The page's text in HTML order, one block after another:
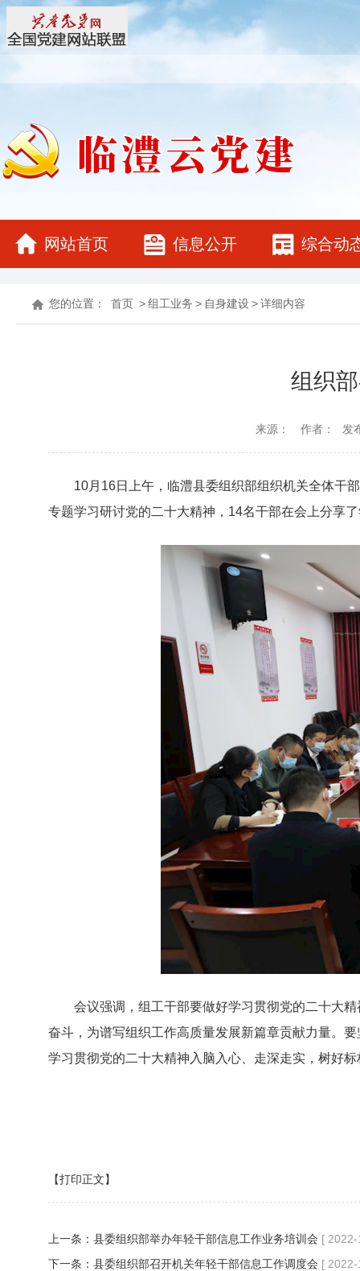
网站首页 信息公开 综合动
您的位置： 首页 >组工业务 > 自身建设>详细内容
组织
来源： 作者： 发
10月16日上午，临澧县委组织部组织机关全体干
专题学习研讨党的二十大精神，14名干部在会上分享
会议强调，组工干部要做好学习贯彻党的二十大
奋斗，为谱写组织工作高质量发展新篇章贡献力量。
学习贯彻党的二十大精神入脑入心、走深走实，树好
【打印正文】
上一条： 县委组织部举办年轻干部信息工作业务培训会 [
下一条： 县委组织部召开机关年轻干部信息工作调度会 [